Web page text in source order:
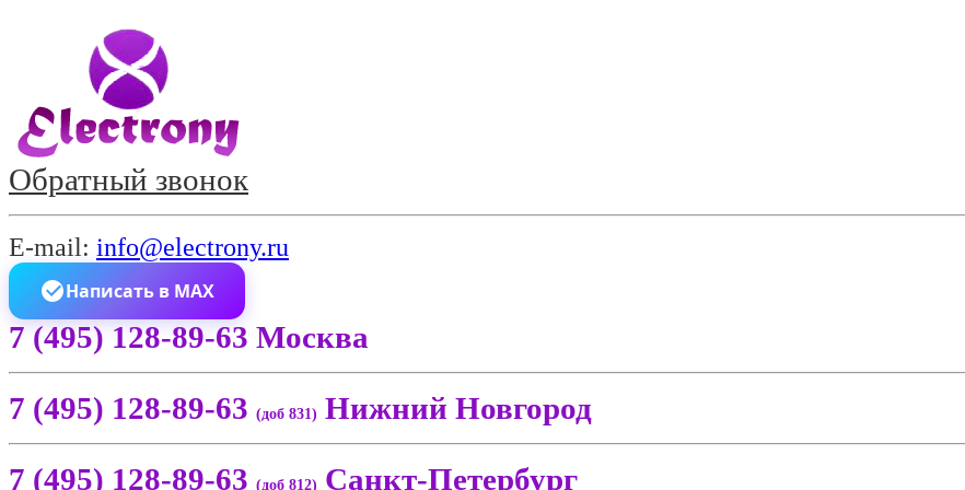
Обратный звонок
E-mail: info@electrony.ru
Написать в MAX
7 (495) 128-89-63 Москва
7 (495) 128-89-63 (доб 831) Нижний Новгород
7 (495) 128-89-63 (доб 812) Санкт-Петербург